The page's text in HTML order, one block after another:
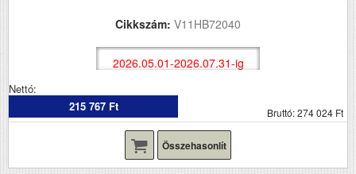
Cikkszám: V11HB72040
2026.05.01-2026.07.31-ig
Nettó:
215 767 Ft
Bruttó: 274 024 Ft
Összehasonlít